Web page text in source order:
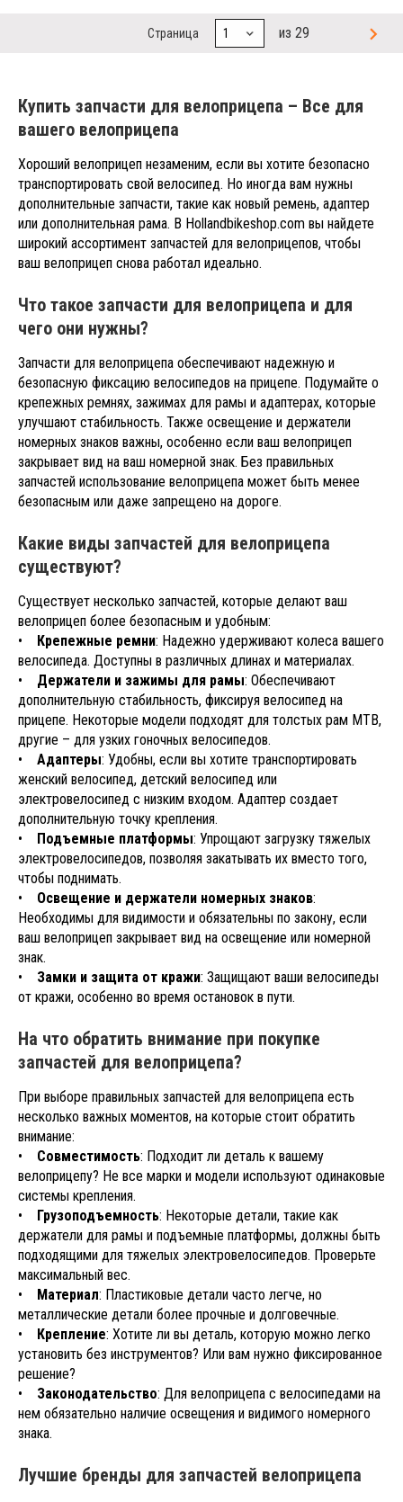
Страница из 29
Купить запчасти для велоприцепа – Все для
вашего велоприцепа
Хороший велоприцеп незаменим, если вы хотите безопасно
транспортировать свой велосипед. Но иногда вам нужны
дополнительные запчасти, такие как новый ремень, адаптер
или дополнительная рама. В Hollandbikeshop.com вы найдете
широкий ассортимент запчастей для велоприцепов, чтобы
ваш велоприцеп снова работал идеально.
Что такое запчасти для велоприцепа и для
чего они нужны?
Запчасти для велоприцепа обеспечивают надежную и
безопасную фиксацию велосипедов на прицепе. Подумайте о
крепежных ремнях, зажимах для рамы и адаптерах, которые
улучшают стабильность. Также освещение и держатели
номерных знаков важны, особенно если ваш велоприцеп
закрывает вид на ваш номерной знак. Без правильных
запчастей использование велоприцепа может быть менее
безопасным или даже запрещено на дороге.
Какие виды запчастей для велоприцепа
существуют?
Существует несколько запчастей, которые делают ваш
велоприцеп более безопасным и удобным:
• Крепежные ремни: Надежно удерживают колеса вашего
велосипеда. Доступны в различных длинах и материалах.
• Держатели и зажимы для рамы: Обеспечивают
дополнительную стабильность, фиксируя велосипед на
прицепе. Некоторые модели подходят для толстых рам MTB,
другие – для узких гоночных велосипедов.
• Адаптеры: Удобны, если вы хотите транспортировать
женский велосипед, детский велосипед или
электровелосипед с низким входом. Адаптер создает
дополнительную точку крепления.
• Подъемные платформы: Упрощают загрузку тяжелых
электровелосипедов, позволяя закатывать их вместо того,
чтобы поднимать.
• Освещение и держатели номерных знаков:
Необходимы для видимости и обязательны по закону, если
ваш велоприцеп закрывает вид на освещение или номерной
знак.
• Замки и защита от кражи: Защищают ваши велосипеды
от кражи, особенно во время остановок в пути.
На что обратить внимание при покупке
запчастей для велоприцепа?
При выборе правильных запчастей для велоприцепа есть
несколько важных моментов, на которые стоит обратить
внимание:
• Совместимость: Подходит ли деталь к вашему
велоприцепу? Не все марки и модели используют одинаковые
системы крепления.
• Грузоподъемность: Некоторые детали, такие как
держатели для рамы и подъемные платформы, должны быть
подходящими для тяжелых электровелосипедов. Проверьте
максимальный вес.
• Материал: Пластиковые детали часто легче, но
металлические детали более прочные и долговечные.
• Крепление: Хотите ли вы деталь, которую можно легко
установить без инструментов? Или вам нужно фиксированное
решение?
• Законодательство: Для велоприцепа с велосипедами на
нем обязательно наличие освещения и видимого номерного
знака.
Лучшие бренды для запчастей велоприцепа